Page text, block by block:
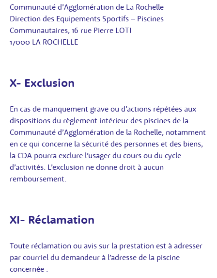
Communauté d’Agglomération de La Rochelle
Direction des Equipements Sportifs – Piscines
Communautaires, 16 rue Pierre LOTI
17000 LA ROCHELLE
X- Exclusion
En cas de manquement grave ou d’actions répétées aux
dispositions du règlement intérieur des piscines de la
Communauté d’Agglomération de la Rochelle, notamment
en ce qui concerne la sécurité des personnes et des biens,
la CDA pourra exclure l’usager du cours ou du cycle
d’activités. L’exclusion ne donne droit à aucun
remboursement.
XI- Réclamation
Toute réclamation ou avis sur la prestation est à adresser
par courriel du demandeur à l’adresse de la piscine
concernée :